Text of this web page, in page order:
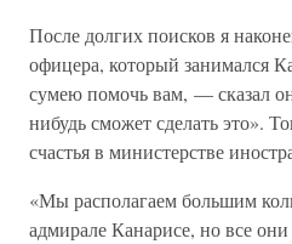
После долгих поисков я
офицера, который занимался
сумею помочь вам, — сказал
нибудь сможет сделать это».
счастья в министерстве
«Мы располагаем большим
адмирале Канарисе, но все